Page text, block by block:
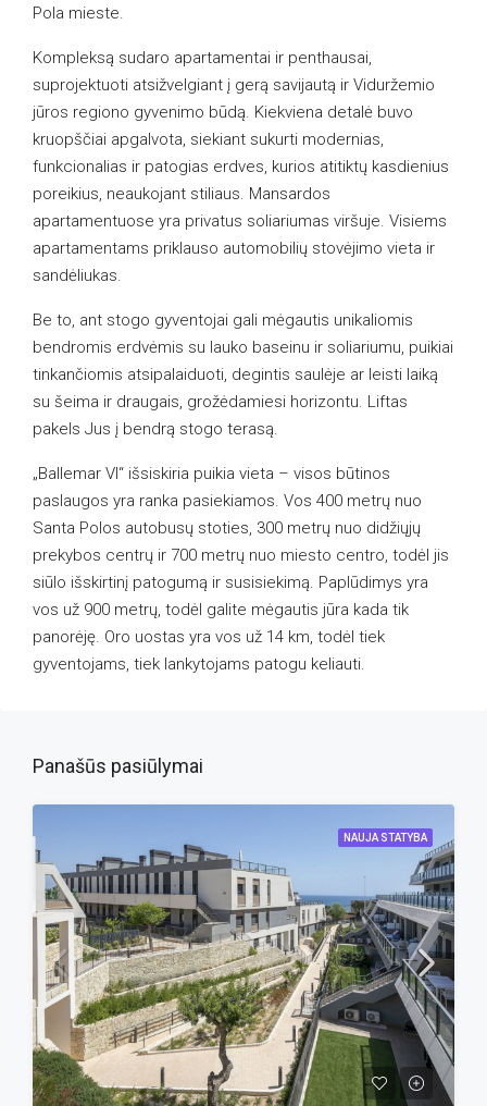
Pola mieste.
Kompleksą sudaro apartamentai ir penthausai,
suprojektuoti atsižvelgiant į gerą savijautą ir Viduržemio
jūros regiono gyvenimo būdą. Kiekviena detalė buvo
kruopščiai apgalvota, siekiant sukurti modernias,
funkcionalias ir patogias erdves, kurios atitiktų kasdienius
poreikius, neaukojant stiliaus. Mansardos
apartamentuose yra privatus soliariumas viršuje. Visiems
apartamentams priklauso automobilių stovėjimo vieta ir
sandėliukas.
Be to, ant stogo gyventojai gali mėgautis unikaliomis
bendromis erdvėmis su lauko baseinu ir soliariumu, puikiai
tinkančiomis atsipalaiduoti, degintis saulėje ar leisti laiką
su šeima ir draugais, grožėdamiesi horizontu. Liftas
pakels Jus į bendrą stogo terasą.
„Ballemar VI“ išsiskiria puikia vieta – visos būtinos
paslaugos yra ranka pasiekiamos. Vos 400 metrų nuo
Santa Polos autobusų stoties, 300 metrų nuo didžiųjų
prekybos centrų ir 700 metrų nuo miesto centro, todėl jis
siūlo išskirtinį patogumą ir susisiekimą. Paplūdimys yra
vos už 900 metrų, todėl galite mėgautis jūra kada tik
panorėję. Oro uostas yra vos už 14 km, todėl tiek
gyventojams, tiek lankytojams patogu keliauti.
Panašūs pasiūlymai
NAUJA STATYBA